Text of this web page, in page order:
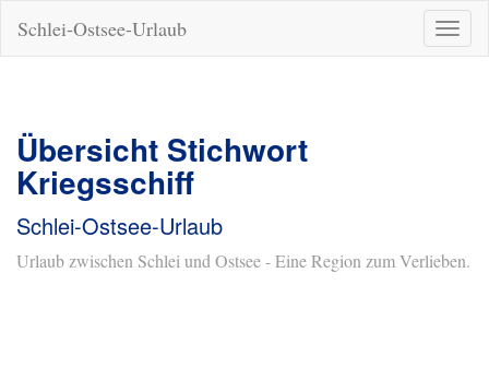
ein-/
Schlei-Ostsee-Urlaub
Übersicht Stichwort
Kriegsschiff
Schlei-Ostsee-Urlaub
Urlaub zwischen Schlei und Ostsee - Eine Region zum Verlieben.